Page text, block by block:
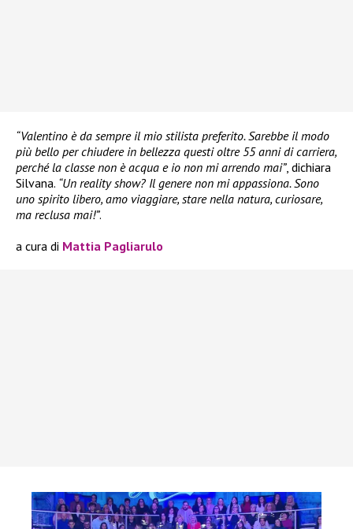
“Valentino è da sempre il mio stilista preferito. Sarebbe il modo
più bello per chiudere in bellezza questi oltre 55 anni di carriera,
perché la classe non è acqua e io non mi arrendo mai”, dichiara
Silvana. “Un reality show? Il genere non mi appassiona. Sono
uno spirito libero, amo viaggiare, stare nella natura, curiosare,
ma reclusa mai!”.
a cura di Mattia Pagliarulo